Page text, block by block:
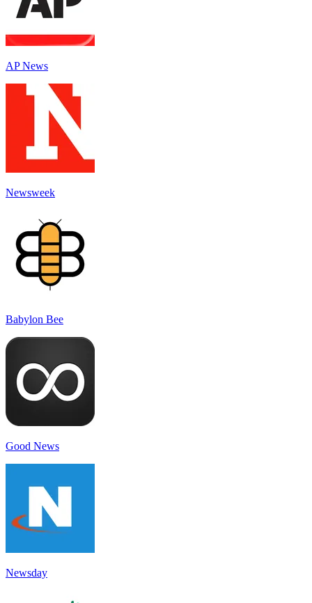
AP News
Newsweek
Babylon Bee
Good News
Newsday